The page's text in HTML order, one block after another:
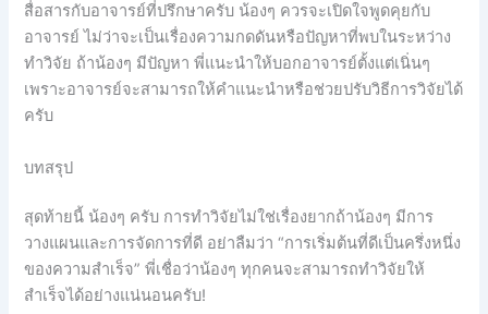
สื่อสารกับอาจารย์ที่ปรึกษาครับ น้องๆ ควรจะเปิดใจพูดคุยกับ
อาจารย์ ไม่ว่าจะเป็นเรื่องความกดดันหรือปัญหาที่พบในระหว่าง
ทำวิจัย ถ้าน้องๆ มีปัญหา พี่แนะนำให้บอกอาจารย์ตั้งแต่เนิ่นๆ
เพราะอาจารย์จะสามารถให้คำแนะนำหรือช่วยปรับวิธีการวิจัยได้
ครับ
บทสรุป
สุดท้ายนี้ น้องๆ ครับ การทำวิจัยไม่ใช่เรื่องยากถ้าน้องๆ มีการ
วางแผนและการจัดการที่ดี อย่าลืมว่า “การเริ่มต้นที่ดีเป็นครึ่งหนึ่ง
ของความสำเร็จ” พี่เชื่อว่าน้องๆ ทุกคนจะสามารถทำวิจัยให้
สำเร็จได้อย่างแน่นอนครับ!